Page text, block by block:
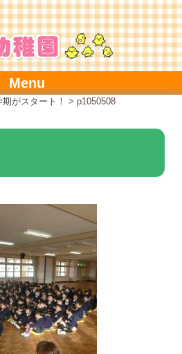
Menu
期がスタート！ > p1050508